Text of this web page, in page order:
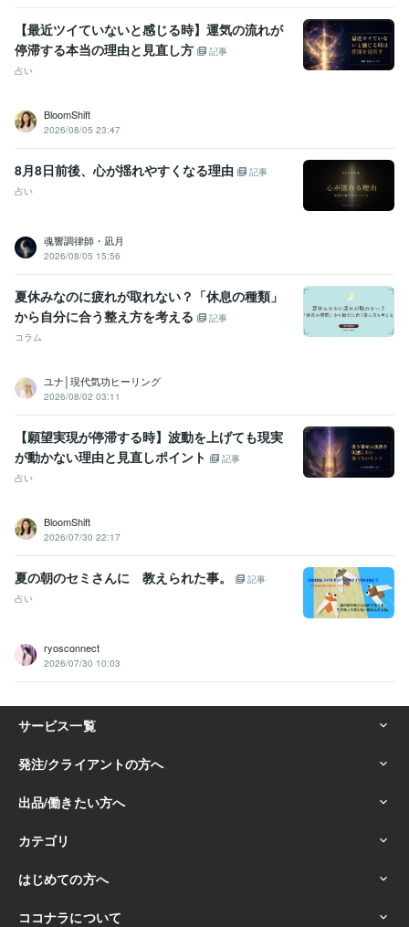
【最近ツイていないと感じる時】運気の流れが
停滞する本当の理由と見直し方
記事
占い
BloomShift
2026/08/05 23:47
8月8日前後、心が揺れやすくなる理由
記事
占い
魂響調律師・凪月
2026/08/05 15:56
夏休みなのに疲れが取れない？「休息の種類」
から自分に合う整え方を考える
記事
コラム
ユナ│現代気功ヒーリング
2026/08/02 03:11
【願望実現が停滞する時】波動を上げても現実
が動かない理由と見直しポイント
記事
占い
BloomShift
2026/07/30 22:17
夏の朝のセミさんに 教えられた事。
記事
占い
ryosconnect
2026/07/30 10:03